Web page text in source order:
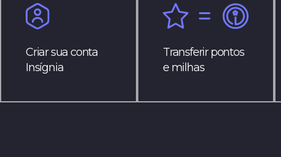
Criar sua conta
Insígnia
Transferir pontos
e milhas